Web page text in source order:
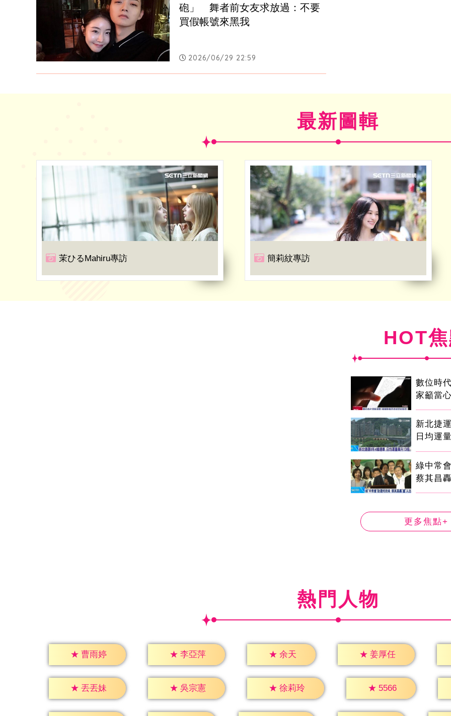
砲」　舞者前女友求放過：不要
買假帳號來黑我
2026/06/29 22:59
最新圖輯
茉ひるMahiru專訪 簡莉紋專訪
HOT
數位時
家籲當
新北捷
日均運
綠中常
蔡其昌
更多焦點+
熱門人物
★ 曹雨婷 ★ 李亞萍 ★ 余天 ★ 姜厚任
★ 丟丟妹 ★ 吳宗憲 ★ 徐莉玲 ★ 5566